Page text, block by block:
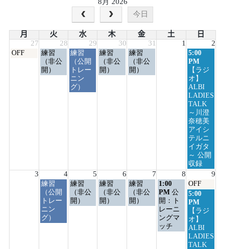
8月 2026
今日
月 火 水 木 金 土
日
27
28 29 30 31 1 2
月
OFF
火
曜
日,
練習
（非公
開）
水
曜
日,
7
月
練習
（公開
トレー
ニン
グ）
木
曜
日,
練習
（非公
開）
金
曜
日,
練習
（非公
開）
日
曜
日,
8
月
2nd
2026
5:00
PM
【ラジ
オ】
ALBI
LADIES
TALK
～川澄
奈穂美
アイシ
テルニ
イガタ
～ 公開
収録
3 4 5 6 7 8 9
火
曜
日,
8
月
練習
（公開
トレー
ニン
グ）
水
曜
日,
練習
（非公
開）
木
曜
日,
練習
（非公
開）
金
曜
日,
練習
（非公
開）
土
曜
日,
8
月
8th
1:00
PM 公
開：ト
レーニ
ングマ
ッチ
日
曜
日,
月
9th
2026
OFF
日
曜
日,
8
月
9th
2026
5:00
PM
【ラジ
オ】
ALBI
LADIES
TALK